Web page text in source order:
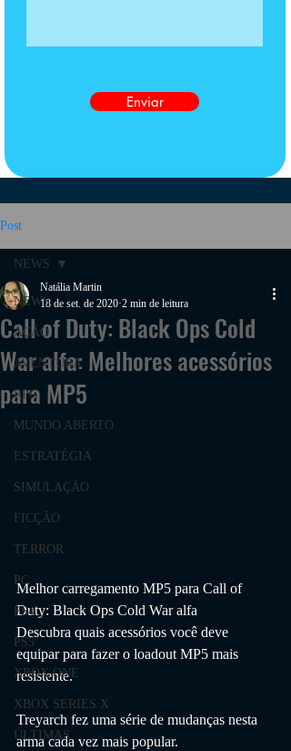
Enviar
Post
NEWS
AÇÃO
AVENTURA
RPG
MUNDO ABERTO
ESTRATÉGIA
SIMULAÇÃO
FICÇÃO
TERROR
PC
PS4
PS5
XBOX ONE
XBOX SERIES X
ÚLTIMAS
NEWS
Call of Duty: Black Ops Cold
War alfa: Melhores acessórios
para MP5
Natália Martin
18 de set. de 2020 2 min de leitura
Melhor carregamento MP5 para Call of
Duty: Black Ops Cold War alfa
Descubra quais acessórios você deve
equipar para fazer o loadout MP5 mais
resistente.
Treyarch fez uma série de mudanças nesta
arma cada vez mais popular.